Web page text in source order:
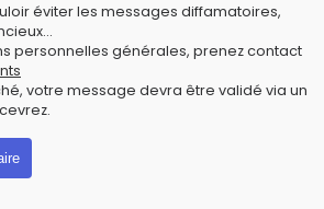
éviter les messages diffamatoires,
personnelles générales, prenez contact
votre message devra être validé via un